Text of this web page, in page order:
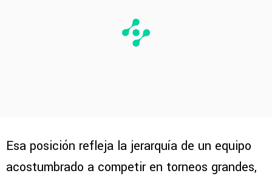
Esa posición refleja la jerarquía de un equipo
acostumbrado a competir en torneos grandes,